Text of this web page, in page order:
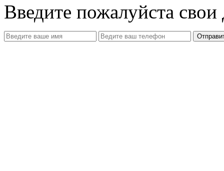
Введите пожалуйста